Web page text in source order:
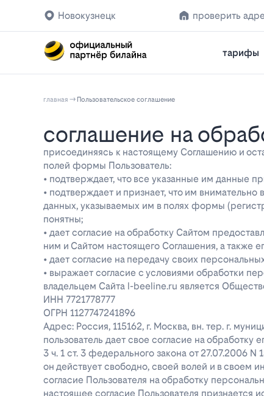
Новокузнецк проверить
тарифы
главная Пользовательское соглашение
соглашение на
присоединяясь к настоящему Соглашению и
полей формы Пользователь:
• подтверждает, что все указанные им данные
• подтверждает и признает, что им
данных, указываемых им в полях формы
понятны;
• дает согласие на обработку Сайтом
ним и Сайтом настоящего Соглашения, а также
• дает согласие на передачу своих
• выражает согласие с условиями обработки
владельцем Сайта l-beeline.ru является
ИНН 7721778777
ОГРН 1127747241896
Адрес: Россия, 115162, г. Москва, вн. тер. г.
пользователь дает свое согласие на
3 ч. 1 ст. 3 федерального закона от 27.07.2006
он действует свободно, своей волей и в своем
согласие Пользователя на обработку
настоящее согласие Пользователя